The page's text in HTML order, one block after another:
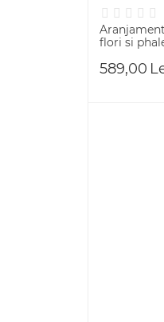
flori si
589,00